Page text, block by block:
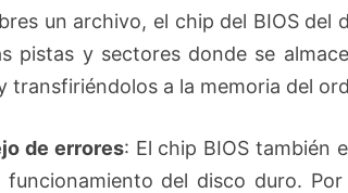
un archivo, el chip del BIOS del
pistas y sectores donde se
transfiriéndolos a la memoria del
de errores: El chip BIOS también
del disco duro.